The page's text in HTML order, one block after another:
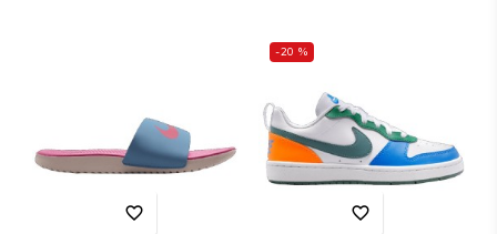
favorite_border
-20 %
favorite_border